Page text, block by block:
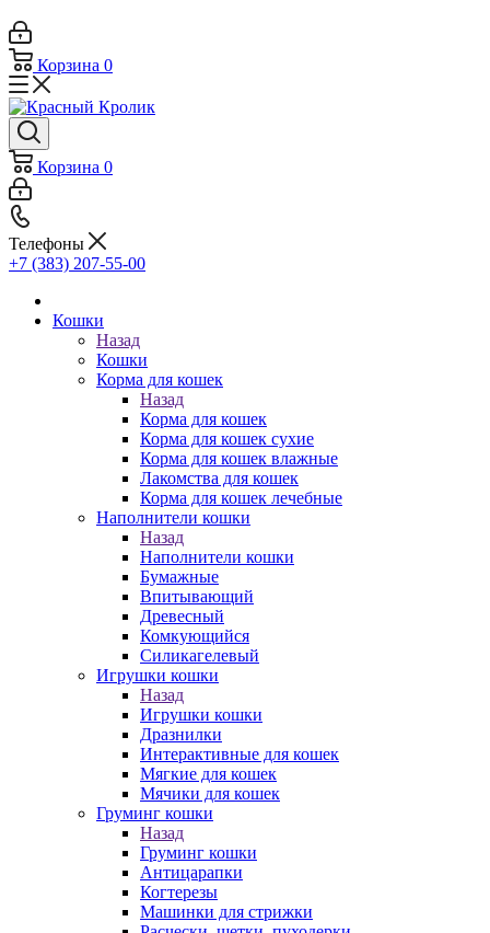
Корзина 0
Корзина 0
Телефоны
+7 (383) 207-55-00
Кошки
Назад
Кошки
Корма для кошек
Назад
Корма для кошек
Корма для кошек сухие
Корма для кошек влажные
Лакомства для кошек
Корма для кошек лечебные
Наполнители кошки
Назад
Наполнители кошки
Бумажные
Впитывающий
Древесный
Комкующийся
Силикагелевый
Игрушки кошки
Назад
Игрушки кошки
Дразнилки
Интерактивные для кошек
Мягкие для кошек
Мячики для кошек
Груминг кошки
Назад
Груминг кошки
Антицарапки
Когтерезы
Машинки для стрижки